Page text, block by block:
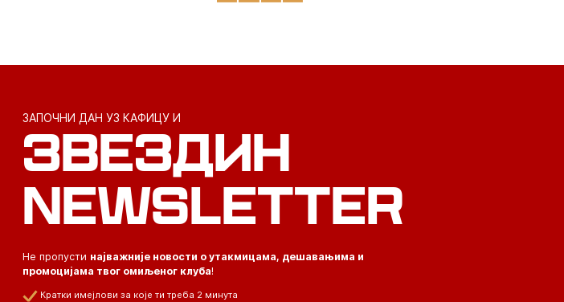
ЗАПОЧНИ ДАН УЗ КАФИЦУ И
ЗВЕЗДИН
NEWSLETTER
Не пропусти најважније новости о утакмицама, дешавањима и
промоцијама твог омиљеног клуба!
Кратки имејлови за које ти треба 2 минута